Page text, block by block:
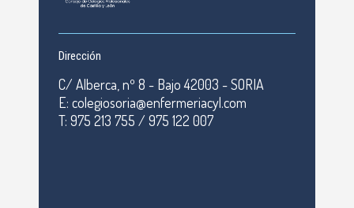
Dirección
C/ Alberca, nº 8 - Bajo 42003 - SORIA
E: colegiosoria@enfermeriacyl.com
T: 975 213 755 / 975 122 007